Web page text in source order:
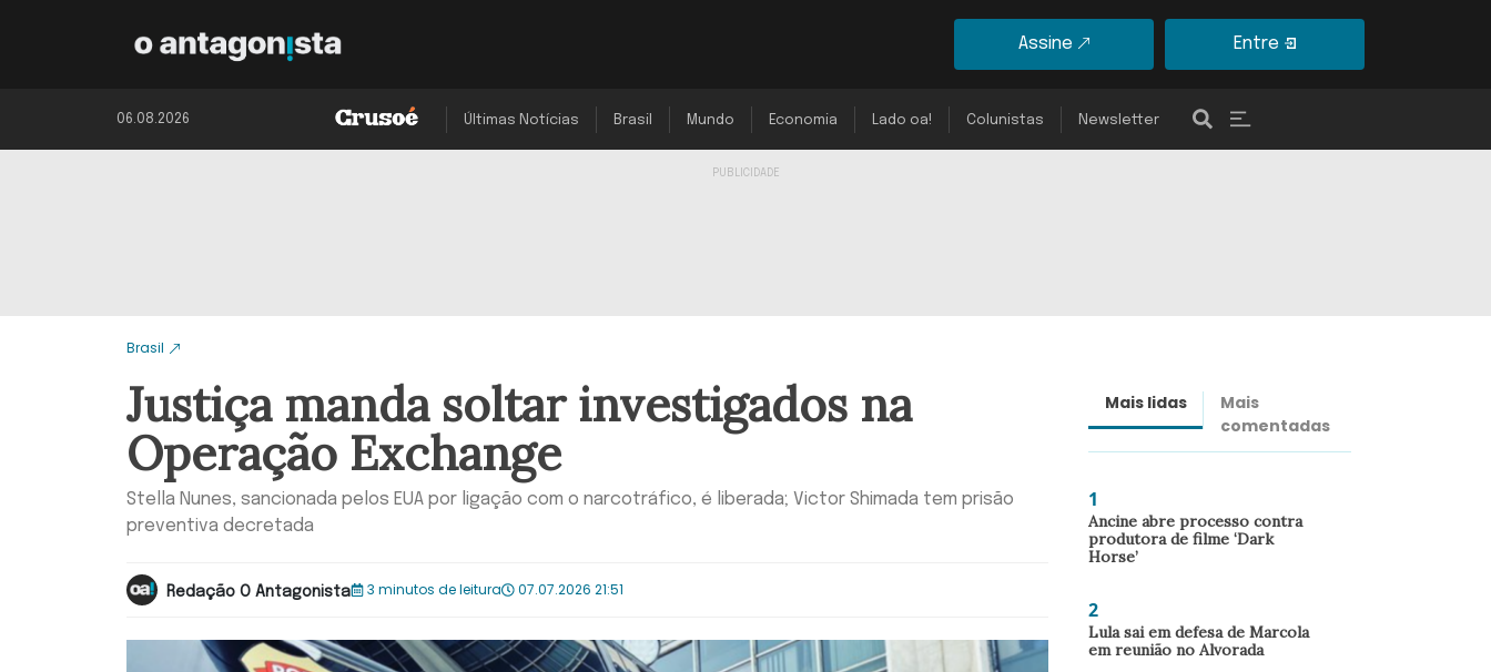
Assine Entre
06.08.2026 Últimas Notícias Brasil Mundo Economia Lado oa! Colunistas Newsletter
Brasil
Justiça manda soltar investigados na
Operação Exchange
Stella Nunes, sancionada pelos EUA por ligação com o narcotráfico, é liberada; Victor Shimada tem prisão
preventiva decretada
Redação O Antagonista 3 minutos de leitura 07.07.2026 21:51
Mais lidas
Mais
comentadas
1
Ancine abre processo contra
produtora de filme ‘Dark
Horse’
2
Lula sai em defesa de Marcola
em reunião no Alvorada